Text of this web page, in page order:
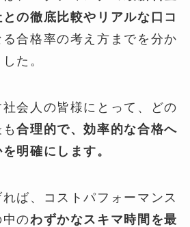
の徹底比較やリアルな口コ
合格率の考え方までを分か
た。
会人の皆様にとって、どの
も合理的で、効率的な合格へ
明確にします。
ば、コストパフォーマンス
中のわずかなスキマ時間を最